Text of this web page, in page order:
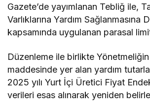
Gazete’de yayımlanan Tebliğ ile,
Varlıklarına Yardım Sağlanmasına
kapsamında uygulanan parasal
Düzenleme ile birlikte Yönetmeliğin
maddesinde yer alan yardım
2025 yılı Yurt İçi Üretici Fiyat
verileri esas alınarak yeniden